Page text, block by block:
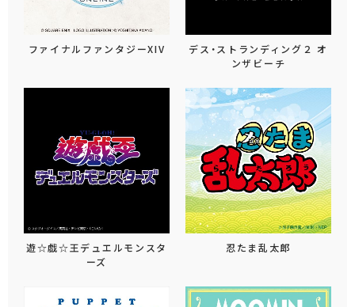
ファイナルファンタジーXIV
デス・ストランディング２ オ
ンザビーチ
遊☆戯☆王デュエルモンスタ
ーズ
忍たま乱太郎